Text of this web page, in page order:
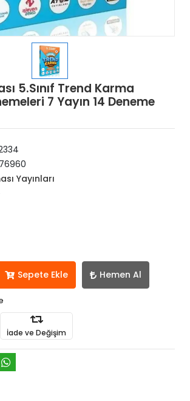
5.Sınıf Trend Karma
7 Yayın 14 Deneme
Yayınları
Sepete Ekle Hemen Al
İade ve Değişim